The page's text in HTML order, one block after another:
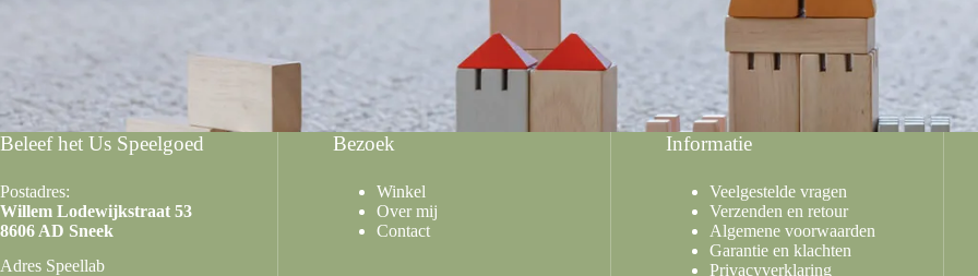
Beleef het Us Speelgoed
Postadres:
Willem Lodewijkstraat 53
8606 AD Sneek
Adres Speellab
Bezoek
Winkel
Over mij
Contact
Informatie
Veelgestelde vragen
Verzenden en retour
Algemene voorwaarden
Garantie en klachten
Privacyverklaring